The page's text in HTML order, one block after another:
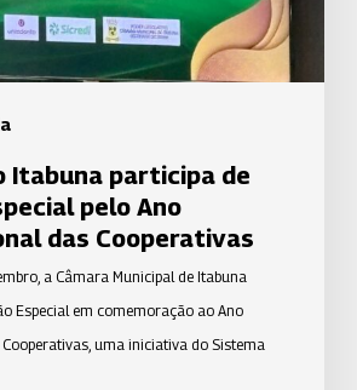
Itabuna participa de
pelo Ano
das Cooperativas
a Câmara Municipal de Itabuna
Especial em comemoração ao Ano
uma iniciativa do Sistema